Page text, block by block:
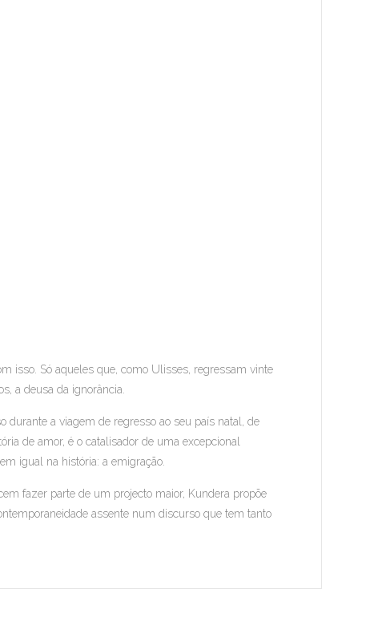
isso. Só aqueles que, como Ulisses, regressam vinte
a deusa da ignorância.
a viagem de regresso ao seu país natal, de
de amor, é o catalisador de uma excepcional
igual na história: a emigração.
fazer parte de um projecto maior, Kundera propõe
assente num discurso que tem tanto